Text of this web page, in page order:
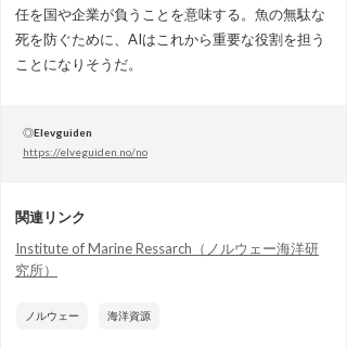
任を国や企業が負うことを意味する。魚の無駄な
死を防ぐために、AIはこれから重要な役割を担う
ことになりそうだ。
◎Elevguiden
https://elveguiden.no/no
関連リンク
Institute of Marine Ressarch（ノルウェー海洋研
究所）
ノルウェー 海洋資源